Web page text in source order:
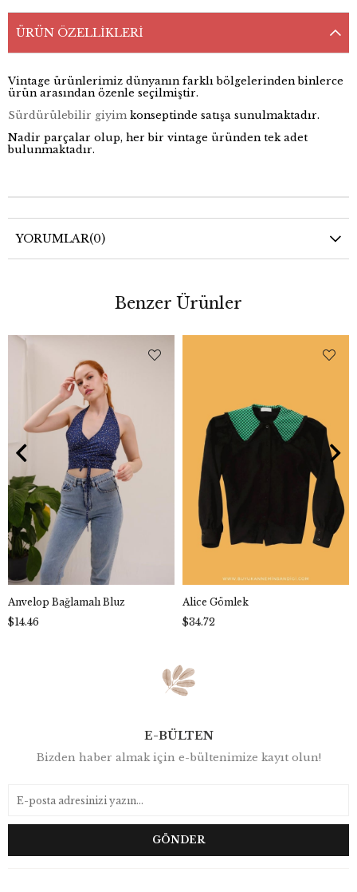
ÜRÜN ÖZELLIKLERI
Vintage ürünlerimiz dünyanın farklı bölgelerinden binlerce
ürün arasından özenle seçilmiştir.
Sürdürülebilir giyim konseptinde satışa sunulmaktadır.
Nadir parçalar olup, her bir vintage üründen tek adet
bulunmaktadır.
YORUMLAR(0)
Benzer Ürünler
Anvelop Bağlamalı Bluz
$14.46
Alice Gömlek
$34.72
E-BÜLTEN
Bizden haber almak için e-bültenimize kayıt olun!
GÖNDER